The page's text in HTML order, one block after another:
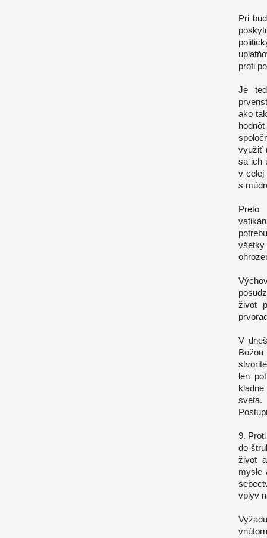
Pri
proti
Je
ako
využiť
sa ich
v celej
s
Preto
život
V
len
sveta.
9.
do
život
mysle
vplyv